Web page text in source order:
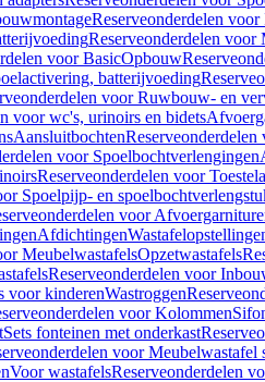
Reserveonderdelen
Reserveonderdelen
voor BasicOpbouw
batterijvoeding
voor Ruwbouw- en
voor wc's, urinoirs en bidets
Aansluitbochten
voor Spoelbochtverlengingen
Reserveonderdelen voor
Spoelpijp- en
voor
Afdichtingen
MeubelwastafelsOpzetwastafels
Reserveonderdelen voor
voor kinderenWastroggen
voor Kolommen
Sets fonteinen met onderkast
voor Meubelwastafel
Voor wastafelsReserveonderdelen